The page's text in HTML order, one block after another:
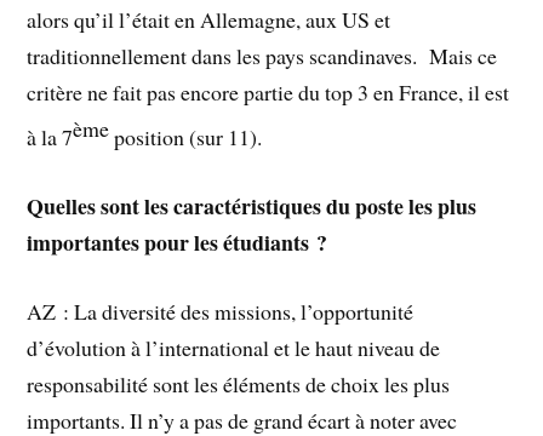
alors qu’il l’était en Allemagne, aux US et
traditionnellement dans les pays scandinaves. Mais ce
critère ne fait pas encore partie du top 3 en France, il est
à la 7èmeposition (sur 11).
Quelles sont les caractéristiques du poste les plus
importantes pour les étudiants ?
AZ : La diversité des missions, l’opportunité
d’évolution à l’international et le haut niveau de
responsabilité sont les éléments de choix les plus
importants. Il n’y a pas de grand écart à noter avec